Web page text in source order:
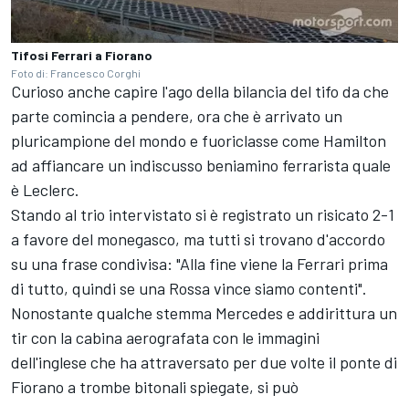
Tifosi Ferrari a Fiorano
Foto di: Francesco Corghi
Curioso anche capire l'ago della bilancia del tifo da che
parte comincia a pendere, ora che è arrivato un
pluricampione del mondo e fuoriclasse come Hamilton
ad affiancare un indiscusso beniamino ferrarista quale
è Leclerc.
Stando al trio intervistato si è registrato un risicato 2-1
a favore del monegasco, ma tutti si trovano d'accordo
su una frase condivisa: "Alla fine viene la Ferrari prima
di tutto, quindi se una Rossa vince siamo contenti".
Nonostante qualche stemma Mercedes e addirittura un
tir con la cabina aerografata con le immagini
dell'inglese che ha attraversato per due volte il ponte di
Fiorano a trombe bitonali spiegate, si può